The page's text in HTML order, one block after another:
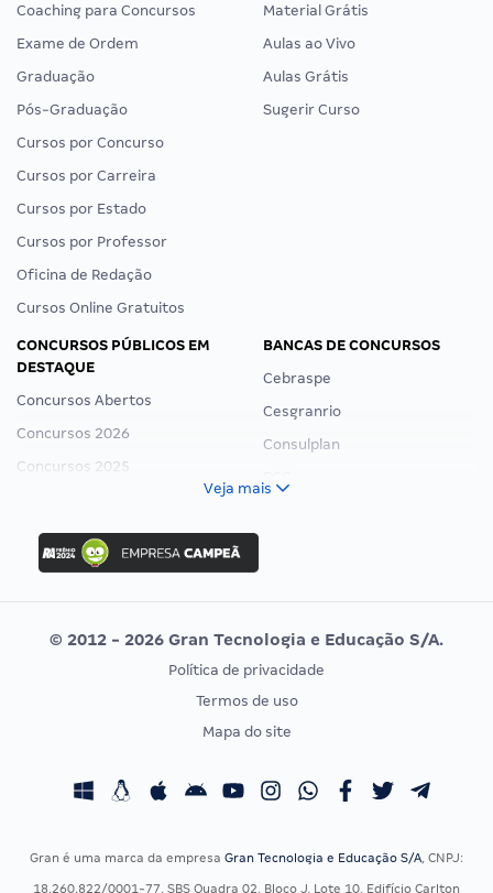
Coaching para Concursos
Exame de Ordem
Graduação
Pós-Graduação
Cursos por Concurso
Cursos por Carreira
Cursos por Estado
Cursos por Professor
Oficina de Redação
Cursos Online Gratuitos
Material Grátis
Aulas ao Vivo
Aulas Grátis
Sugerir Curso
CONCURSOS PÚBLICOS EM
DESTAQUE
Concursos Abertos
Concursos 2026
Concursos 2025
Concurso Ibama
Concurso MPU
Editais publicados
BANCAS DE CONCURSOS
Cebraspe
Cesgranrio
Consulplan
Vunesp
CONCURSOS POR PROFISSÃO
Concursos Fiscais
EXAME DE ORDEM
Calendário OAB
Veja mais
© 2012 - 2026 Gran Tecnologia e Educação S/A.
Política de privacidade
Termos de uso
Mapa do site
Gran é uma marca da empresa Gran Tecnologia e Educação S/A, CNPJ:
18.260.822/0001-77, SBS Quadra 02, Bloco J, Lote 10, Edifício Carlton